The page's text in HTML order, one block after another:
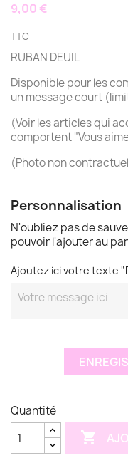
9,00 €
TTC
RUBAN DEUIL
Disponible pour les
un message court
(Voir les articles qui
comportent "Vous
(Photo non
Personnalisation
N'oubliez pas de
pouvoir l'ajouter au
Ajoutez ici votre texte
Quantité
